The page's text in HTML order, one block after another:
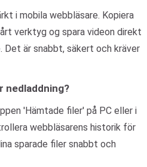
i mobila webbläsare. Kopiera
verktyg og spara videon direkt
är snabbt, säkert och kräver
nedladdning?
'Hämtade filer' på PC eller i
webbläsarens historik för
sparade filer snabbt och